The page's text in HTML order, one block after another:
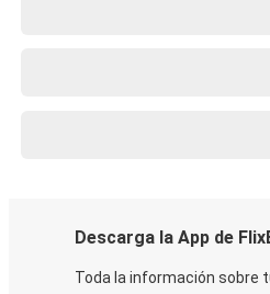
Descarga la App de
Toda la información sobre